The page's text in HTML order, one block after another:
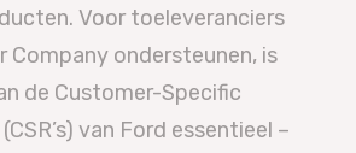
Voor toeleveranciers
Company ondersteunen, is
de Customer-Specific
van Ford essentieel –